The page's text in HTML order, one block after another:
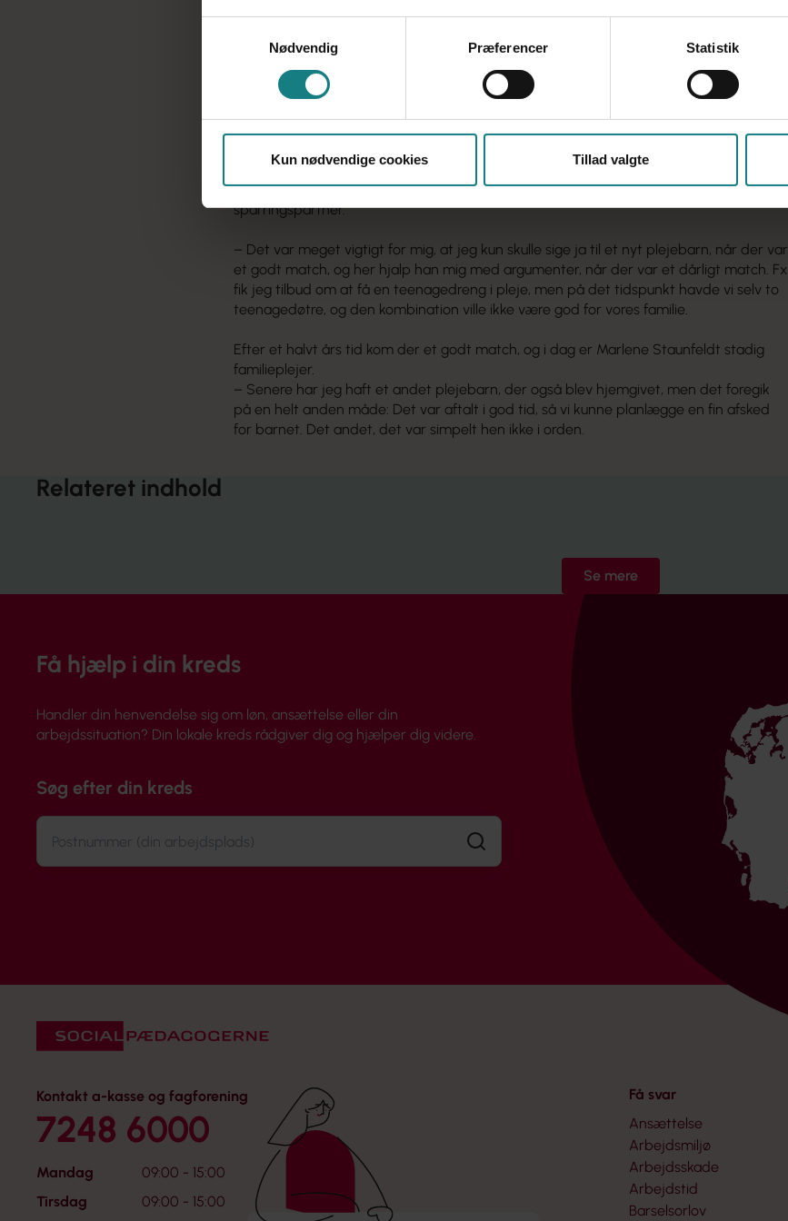
Nødvendig
Præferencer Statistik
Kun nødvendige cookies Tillad valgte
jeg kunne få 80 pct. af min løn i seks måneder. Først kunne jeg næsten ikke tro det.
Kunne det virkelig passe? Men ja, det kunne det jo, og så skyllede lettelsen ind over
mig. Lønforsikringen betød, at jeg kunne få et pusterum. Jeg var ikke under noget
mig: Jeg kunne tage den med ro, mens jeg søgte job.
Langsomt vendte lysten til at blive plejemor tilbage, og nu fik Marlene Staunfeldt god
hjælp hos Socialpædagogerne Lillebælt, hvor hun brugte af en faglig konsulenter som
sparringspartner.
– Det var meget vigtigt for mig, at jeg kun skulle sige ja til et nyt plejebarn, når der var
et godt match, og her hjalp han mig med argumenter, når der var et dårligt match. Fx
fik jeg tilbud om at få en teenagedreng i pleje, men på det tidspunkt havde vi selv to
teenagedøtre, og den kombination ville ikke være god for vores familie.
Efter et halvt års tid kom der et godt match, og i dag er Marlene Staunfeldt stadig
familieplejer.
– Senere har jeg haft et andet plejebarn, der også blev hjemgivet, men det foregik
på en helt anden måde: Det var aftalt i god tid, så vi kunne planlægge en fin afsked
for barnet. Det andet, det var simpelt hen ikke i orden.
Relateret indhold
Se mere
Få hjælp i din kreds
Handler din henvendelse sig om løn, ansættelse eller din
arbejdssituation? Din lokale kreds rådgiver dig og hjælper dig videre.
Søg efter din kreds
Søg
Kontakt a-kasse og fagforening
7248 6000
Mandag
09:00 - 15:00
Tirsdag
09:00 - 15:00
Få svar
Ansættelse
Arbejdsmiljø
Arbejdsskade
Arbejdstid
Barselsorlov